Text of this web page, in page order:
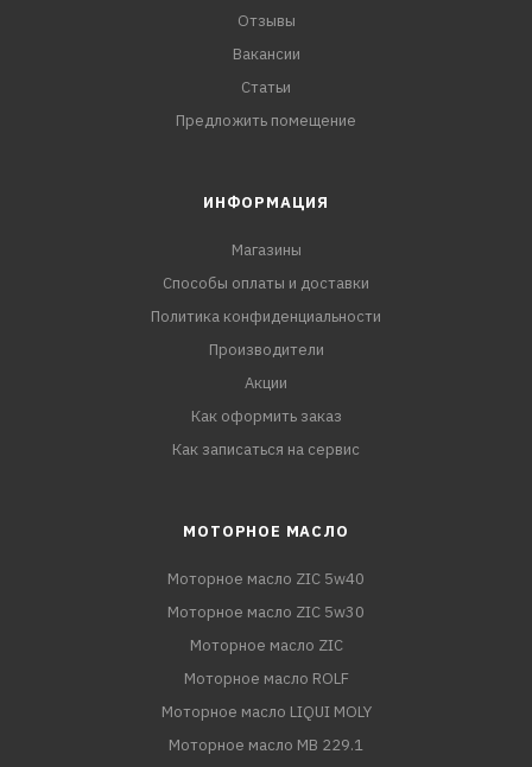
Отзывы
Вакансии
Статьи
Предложить помещение
ИНФОРМАЦИЯ
Магазины
Способы оплаты и доставки
Политика конфиденциальности
Производители
Акции
Как оформить заказ
Как записаться на сервис
МОТОРНОЕ МАСЛО
Моторное масло ZIC 5w40
Моторное масло ZIC 5w30
Моторное масло ZIC
Моторное масло ROLF
Моторное масло LIQUI MOLY
Моторное масло MB 229.1